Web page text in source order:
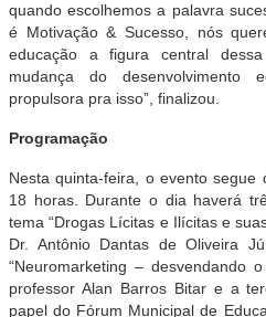
quando escolhemos a palavra
é Motivação & Sucesso, nós
educação a figura central
mudança do desenvolvimento
propulsora pra isso”, finalizou.
Programação
Nesta quinta-feira, o evento
18 horas. Durante o dia haverá
tema “Drogas Lícitas e Ilícitas e
Dr. Antônio Dantas de Oliveira
“Neuromarketing – desvendando
professor Alan Barros Bitar e a
papel do Fórum Municipal de